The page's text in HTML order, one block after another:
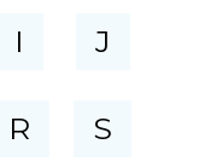
I
R
J
S